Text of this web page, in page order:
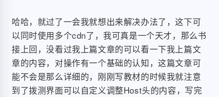
哈哈，就过了一会我就想出来解决办法了，这下可
以同时使用多个cdn了，我可真是一个天才，那么书
接上回，没看过我上篇文章的可以看一下我上篇文
章的内容，对操作有一个基础的认知，这篇文章可
能不会是那么详细的，刚刚写教材的时候我就注意
到了拨测界面可以自定义调整Host头的内容，写完